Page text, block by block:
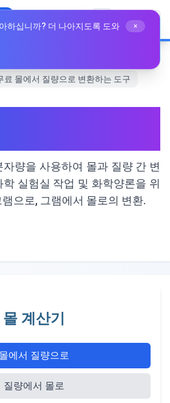
한국어
료 몰에서 질량으로 변환하는 도구
량을 사용하여 몰과 질량 간 변
실험실 작업 및 화학양론을 위
으로, 그램에서 몰로의 변환.
몰 계산기
몰에서 질량으로
질량에서 몰로
하십니까? 더 나아지도록 도와
×